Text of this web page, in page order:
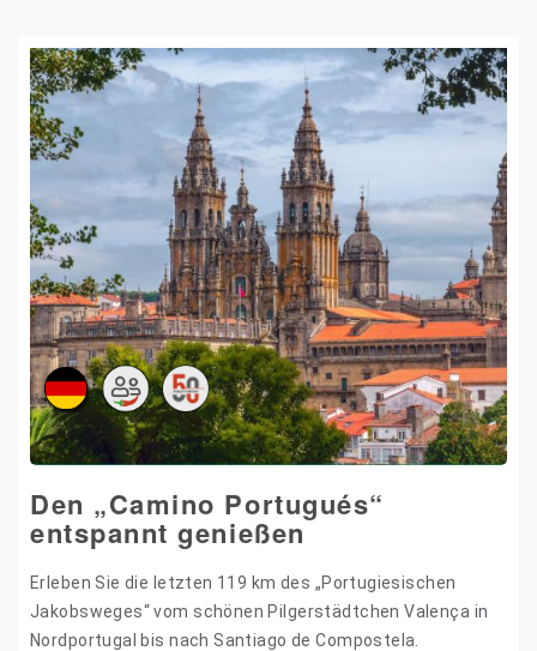
Den „Camino Portugués“
entspannt genießen
Erleben Sie die letzten 119 km des „Portugiesischen
Jakobsweges“ vom schönen Pilgerstädtchen Valença in
Nordportugal bis nach Santiago de Compostela.